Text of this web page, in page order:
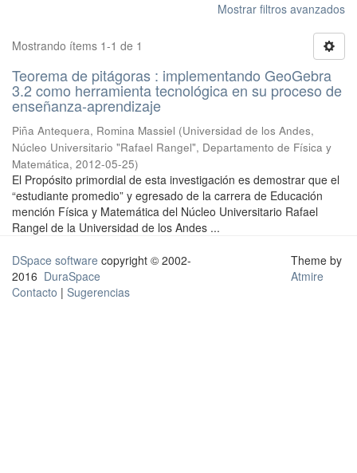
Mostrar filtros avanzados
Mostrando ítems 1-1 de 1
Teorema de pitágoras : implementando GeoGebra
3.2 como herramienta tecnológica en su proceso de
enseñanza-aprendizaje
Piña Antequera, Romina Massiel (Universidad de los Andes,
Núcleo Universitario "Rafael Rangel", Departamento de Física y
Matemática, 2012-05-25)
El Propósito primordial de esta investigación es demostrar que el
“estudiante promedio” y egresado de la carrera de Educación
mención Física y Matemática del Núcleo Universitario Rafael
Rangel de la Universidad de los Andes ...
DSpace software copyright © 2002-
2016 DuraSpace
Contacto | Sugerencias
Theme by
Atmire